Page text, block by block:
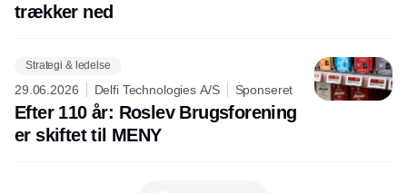
trækker ned
Strategi & ledelse
29.06.2026 Delfi Technologies A/S Sponseret
Efter 110 år: Roslev Brugsforening
er skiftet til MENY